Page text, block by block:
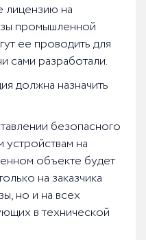
на
промышленной
ее проводить для
сами разработали.
должна назначить
безопасного
устройствам на
объекте будет
на заказчика
но и на всех
в технической